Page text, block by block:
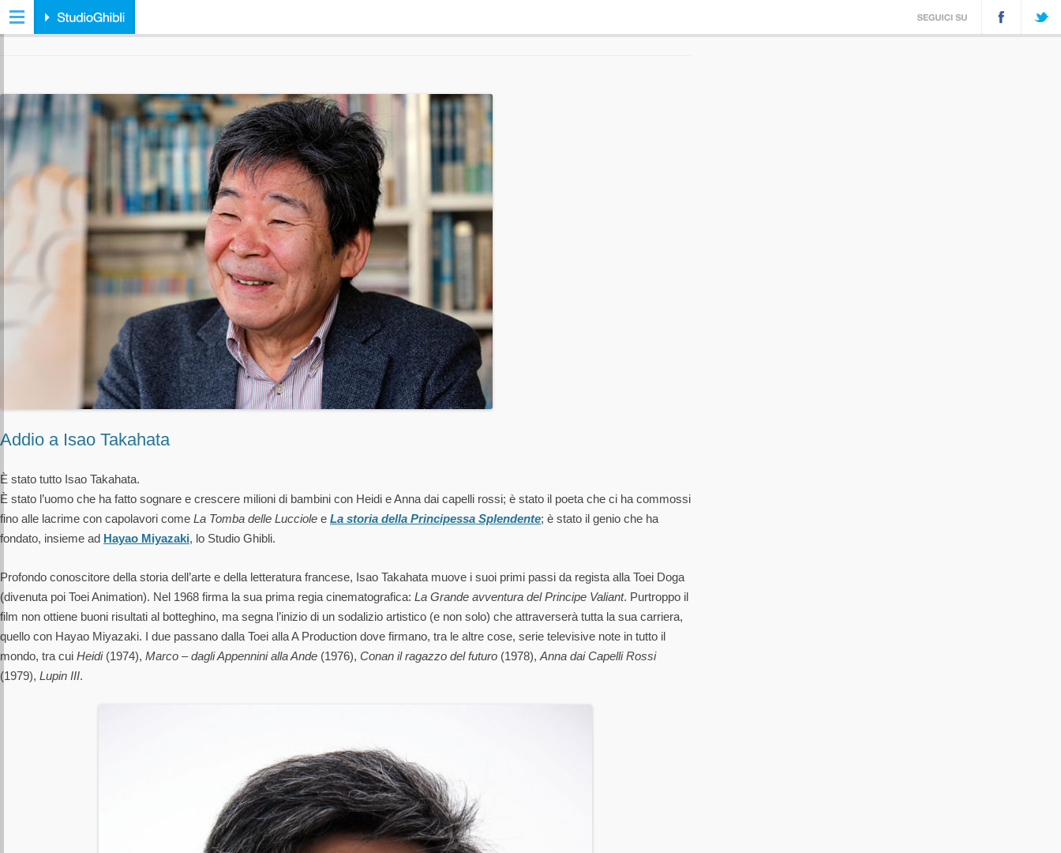
Addio a Isao Takahata
È stato tutto Isao Takahata.
È stato l’uomo che ha fatto sognare e crescere milioni di bambini con Heidi e Anna dai capelli rossi; è stato il poeta che ci ha commossi
fino alle lacrime con capolavori come La Tomba delle Lucciole e La storia della Principessa Splendente; è stato il genio che ha
fondato, insieme ad Hayao Miyazaki, lo Studio Ghibli.
Profondo conoscitore della storia dell’arte e della letteratura francese, Isao Takahata muove i suoi primi passi da regista alla Toei Doga
(divenuta poi Toei Animation). Nel 1968 firma la sua prima regia cinematografica: La Grande avventura del Principe Valiant. Purtroppo il
film non ottiene buoni risultati al botteghino, ma segna l’inizio di un sodalizio artistico (e non solo) che attraverserà tutta la sua carriera,
quello con Hayao Miyazaki. I due passano dalla Toei alla A Production dove firmano, tra le altre cose, serie televisive note in tutto il
mondo, tra cui Heidi(1974), Marco – dagli Appennini alla Ande (1976), Conan il ragazzo del futuro (1978), Anna dai Capelli Rossi
(1979), Lupin III.